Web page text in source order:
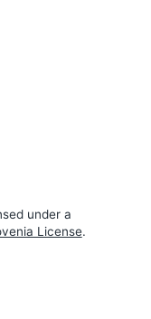
under a
License.